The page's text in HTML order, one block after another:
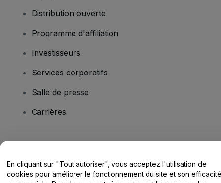
Distribution ouverte
Programme d'affiliation
Investisseurs
Services corporatifs
Salle de presse
Carrières
Centre d'assistance / Nous contacter
En cliquant sur "Tout autoriser", vous acceptez l'utilisation de
cookies pour améliorer le fonctionnement du site et son efficacité